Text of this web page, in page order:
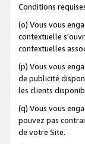
Conditions
(o) Vous vous
contextuelle
contextuelles
(p) Vous vous
de publicité
les clients
(q) Vous vous
pouvez pas
de votre Site.